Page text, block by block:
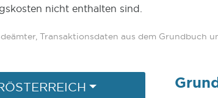
nicht enthalten sind.
Transaktionsdaten aus dem Grundbuch